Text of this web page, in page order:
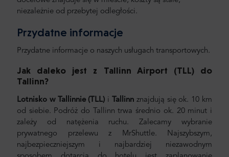
niezależnie od przebytej odległości.
Przydatne informacje
Przydatne informacje o naszych usługach transportowych.
Jak daleko jest z Tallinn Airport (TLL) do
Tallinn?
Lotnisko w Tallinnie (TLL) i Tallinn znajdują się ok. 10 km
od siebie. Podróż do Tallinn trwa średnio ok. 20 minut i
zależy od natężenia ruchu. Zalecamy wybranie
prywatnego przelewu z MrShuttle. Najszybszym,
najbezpieczniejszym i najbardziej niezawodnym